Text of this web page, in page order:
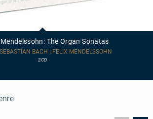
The Organ Sonatas
BACH | FELIX MENDELSSOHN
2CD